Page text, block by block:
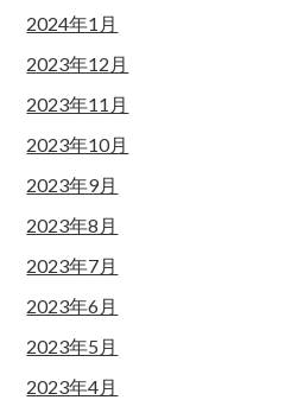
2024年1月
2023年12月
2023年11月
2023年10月
2023年9月
2023年8月
2023年7月
2023年6月
2023年5月
2023年4月